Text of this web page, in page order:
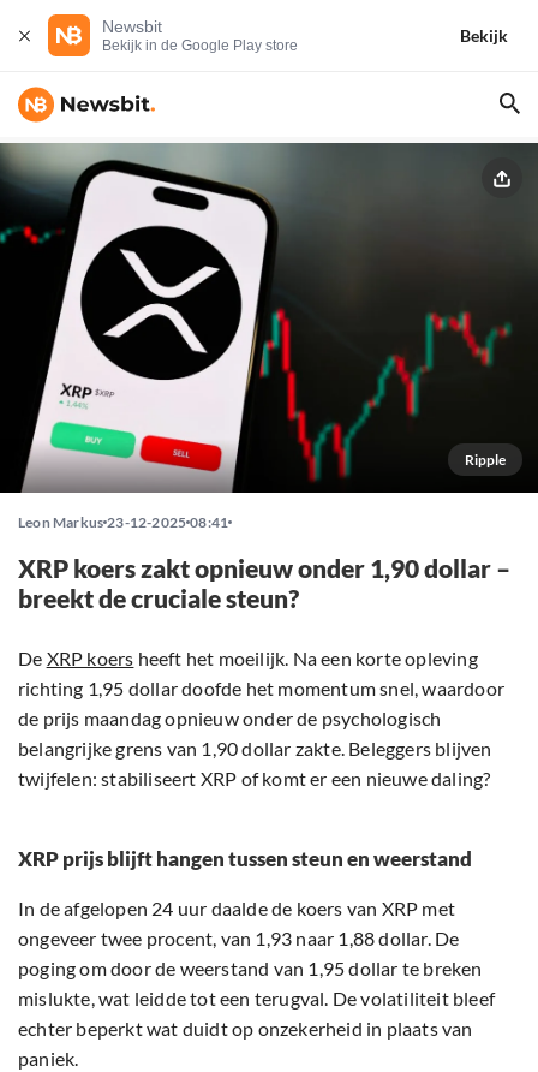
Newsbit
Bekijk in de Google Play store
Bekijk
Ripple
Leon Markus 23-12-2025 08:41
XRP koers zakt opnieuw onder 1,90 dollar –
breekt de cruciale steun?
De XRP koers heeft het moeilijk. Na een korte opleving
richting 1,95 dollar doofde het momentum snel, waardoor
de prijs maandag opnieuw onder de psychologisch
belangrijke grens van 1,90 dollar zakte. Beleggers blijven
twijfelen: stabiliseert XRP of komt er een nieuwe daling?
XRP prijs blijft hangen tussen steun en weerstand
In de afgelopen 24 uur daalde de koers van XRP met
ongeveer twee procent, van 1,93 naar 1,88 dollar. De
poging om door de weerstand van 1,95 dollar te breken
mislukte, wat leidde tot een terugval. De volatiliteit bleef
echter beperkt wat duidt op onzekerheid in plaats van
paniek.